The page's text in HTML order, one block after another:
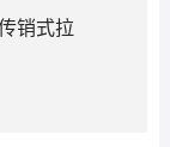
销式拉